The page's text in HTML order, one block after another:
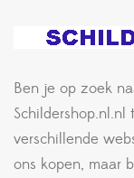
Ben je op zoek
verschillende
ons kopen, maar